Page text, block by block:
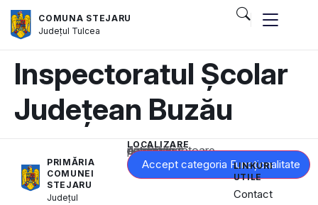
COMUNA STEJARU
Județul Tulcea
Inspectoratul Școlar
Județean Buzău
PRIMĂRIA
COMUNEI
STEJARU
Județul
LOCALIZARE
Acest conținut este blocat până când acceptați categoria corespunzătoare de cookie-uri.
Accept categoria Funcționalitate
LINKURI
UTILE
Contact